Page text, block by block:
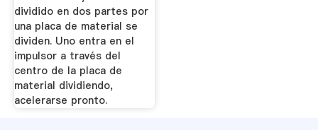
dividido en dos partes por
una placa de material se
dividen. Uno entra en el
impulsor a través del
centro de la placa de
material dividiendo,
acelerarse pronto.